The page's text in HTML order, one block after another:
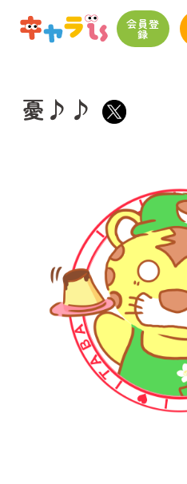
会員登
録
憂♪♪